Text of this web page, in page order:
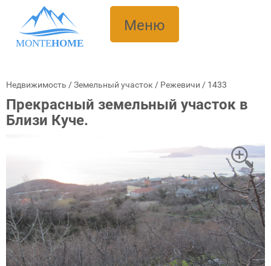
MONTEHOME
Меню
Недвижимость /Земельный участок / Режевичи / 1433
Прекрасный земельный участок в
Близи Куче.